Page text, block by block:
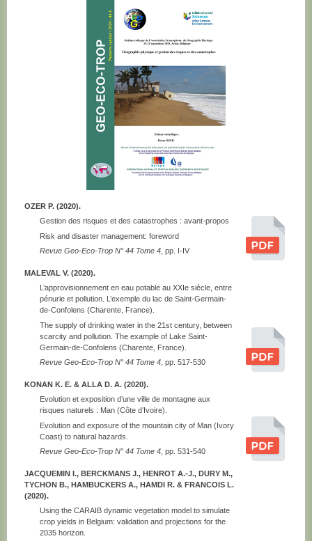
OZER P. (2020).
Gestion des risques et des catastrophes : avant-propos
Risk and disaster management: foreword
Revue Geo-Eco-Trop N° 44 Tome 4 , pp. I-IV
MALEVAL V. (2020).
L’approvisionnement en eau potable au XXIe siècle, entre
pénurie et pollution. L’exemple du lac de Saint-Germain-
de-Confolens (Charente, France).
The supply of drinking water in the 21st century, between
scarcity and pollution. The example of Lake Saint-
Germain-de-Confolens (Charente, France).
Revue Geo-Eco-Trop N° 44 Tome 4 , pp. 517-530
KONAN K. E. & ALLA D. A. (2020).
Evolution et exposition d’une ville de montagne aux
risques naturels : Man (Côte d’Ivoire).
Evolution and exposure of the mountain city of Man (Ivory
Coast) to natural hazards.
Revue Geo-Eco-Trop N° 44 Tome 4 , pp. 531-540
JACQUEMIN I., BERCKMANS J., HENROT A.-J., DURY M.,
TYCHON B., HAMBUCKERS A., HAMDI R. & FRANCOIS L.
(2020).
Using the CARAIB dynamic vegetation model to simulate
crop yields in Belgium: validation and projections for the
2035 horizon.